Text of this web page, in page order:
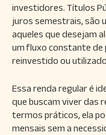
investidores. Títulos
juros semestrais, são
aqueles que desejam
um fluxo constante de
reinvestido ou
Essa renda regular é
que buscam viver das
termos práticos, ela
mensais sem a